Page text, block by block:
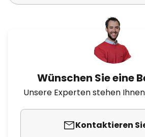
Wünschen Sie eine
Unsere Experten stehen
Kontaktieren